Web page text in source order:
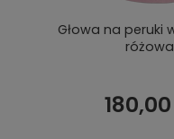
Głowa na peruki
różowa
180,00